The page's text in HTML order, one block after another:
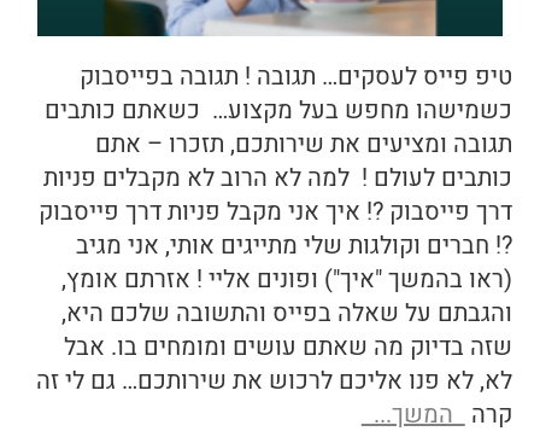
טיפ פייס לעסקים… תגובה ! תגובה בפייסבוק
כשמישהו מחפש בעל מקצוע… כשאתם כותבים
תגובה ומציעים את שירותכם, תזכרו – אתם
כותבים לעולם ! למה לא הרוב לא מקבלים פניות
דרך פייסבוק ?! איך אני מקבל פניות דרך פייסבוק
?! חברים וקולגות שלי מתייגים אותי, אני מגיב
(ראו בהמשך "איך") ופונים אליי ! אזרתם אומץ,
והגבתם על שאלה בפייס והתשובה שלכם היא,
שזה בדיוק מה שאתם עושים ומומחים בו. אבל
לא, לא פנו אליכם לרכוש את שירותכם… גם לי זה
קרה המשך...